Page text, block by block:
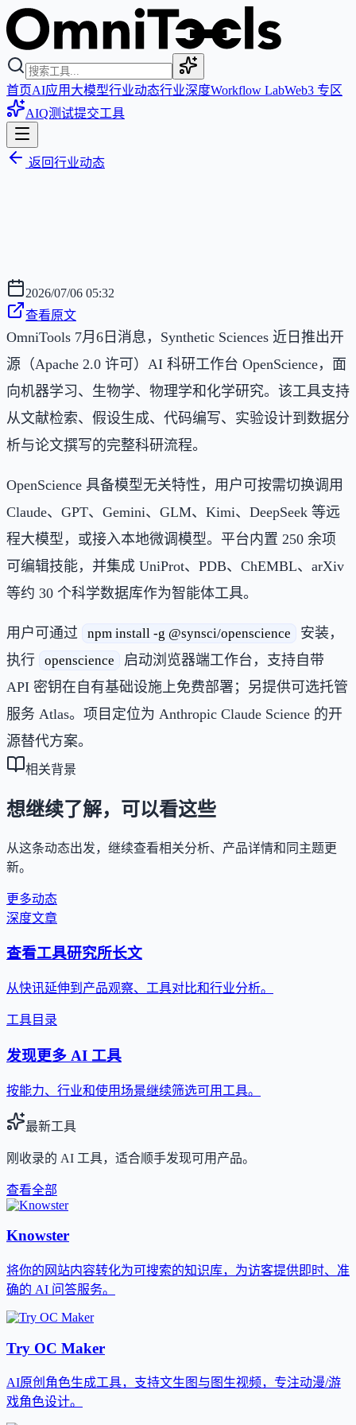
首页AI应用 大模型行业动态行业深度Workflow LabWeb3 专区
AIQ测试提交工具
返回行业动态
2026/07/06 05:32
查看原文
OmniTools 7月6日消息，Synthetic Sciences 近日推出开
源（Apache 2.0 许可）AI 科研工作台 OpenScience，面
向机器学习、生物学、物理学和化学研究。该工具支持
从文献检索、假设生成、代码编写、实验设计到数据分
析与论文撰写的完整科研流程。
OpenScience 具备模型无关特性，用户可按需切换调用
Claude、GPT、Gemini、GLM、Kimi、DeepSeek 等远
程大模型，或接入本地微调模型。平台内置 250 余项
可编辑技能，并集成 UniProt、PDB、ChEMBL、arXiv
等约 30 个科学数据库作为智能体工具。
用户可通过 npm install -g @synsci/openscience
安装，
执行
openscience
启动浏览器端工作台，支持自带
API 密钥在自有基础设施上免费部署；另提供可选托管
服务 Atlas。项目定位为 Anthropic Claude Science 的开
源替代方案。
相关背景
想继续了解，可以看这些
从这条动态出发，继续查看相关分析、产品详情和同主题更
新。
更多动态
深度文章
查看工具研究所长文
从快讯延伸到产品观察、工具对比和行业分析。
工具目录
发现更多 AI 工具
按能力、行业和使用场景继续筛选可用工具。
最新工具
刚收录的 AI 工具，适合顺手发现可用产品。
查看全部
Knowster
将你的网站内容转化为可搜索的知识库，为访客提供即时、准
确的 AI 问答服务。
Try OC Maker
AI原创角色生成工具，支持文生图与图生视频，专注动漫/游
戏角色设计。